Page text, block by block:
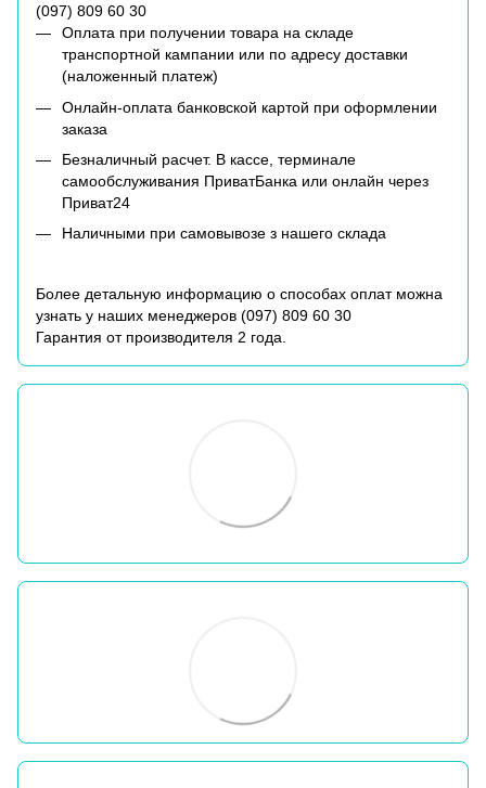
(097) 809 60 30
Оплата при получении товара на складе
транспортной кампании или по адресу доставки
(наложенный платеж)
Онлайн-оплата банковской картой при оформлении
заказа
Безналичный расчет. В кассе, терминале
самообслуживания ПриватБанка или онлайн через
Приват24
Наличными при самовывозе з нашего склада
Более детальную информацию о способах оплат можна
узнать у наших менеджеров (097) 809 60 30
Гарантия от производителя 2 года.